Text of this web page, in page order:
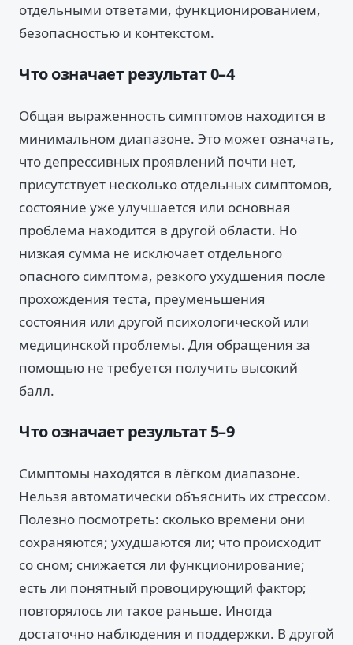
отдельными ответами, функционированием,
безопасностью и контекстом.
Что означает результат 0–4
Общая выраженность симптомов находится в
минимальном диапазоне. Это может означать,
что депрессивных проявлений почти нет,
присутствует несколько отдельных симптомов,
состояние уже улучшается или основная
проблема находится в другой области. Но
низкая сумма не исключает отдельного
опасного симптома, резкого ухудшения после
прохождения теста, преуменьшения
состояния или другой психологической или
медицинской проблемы. Для обращения за
помощью не требуется получить высокий
балл.
Что означает результат 5–9
Симптомы находятся в лёгком диапазоне.
Нельзя автоматически объяснить их стрессом.
Полезно посмотреть: сколько времени они
сохраняются; ухудшаются ли; что происходит
со сном; снижается ли функционирование;
есть ли понятный провоцирующий фактор;
повторялось ли такое раньше. Иногда
достаточно наблюдения и поддержки. В другой